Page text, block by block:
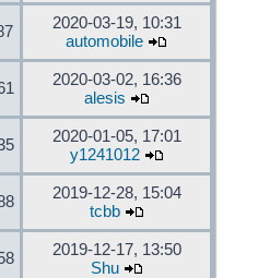
2020-03-19, 10:31
automobile
2020-03-02, 16:36
alesis
2020-01-05, 17:01
y1241012
2019-12-28, 15:04
tcbb
2019-12-17, 13:50
Shu